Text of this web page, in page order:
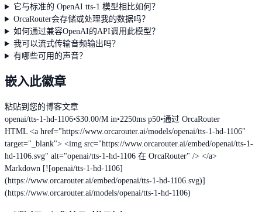
它与标准的 OpenAI tts-1 模型相比如何？
OrcaRouter会存储或处理我的数据吗？
如何通过兼容OpenAI的API调用此模型？
我可以流式传输音频输出吗？
有哪些可用的声音？
嵌入此徽章
粘贴到您的博客文章
openai/tts-1-hd-1106•$30.00/M in•2250ms p50•通过 OrcaRouter
HTML <a href="https://www.orcarouter.ai/models/openai/tts-1-hd-1106"
target="_blank"> <img src="https://www.orcarouter.ai/embed/openai/tts-1-
hd-1106.svg" alt="openai/tts-1-hd-1106 在 OrcaRouter" /> </a>
Markdown [![openai/tts-1-hd-1106]
(https://www.orcarouter.ai/embed/openai/tts-1-hd-1106.svg)]
(https://www.orcarouter.ai/models/openai/tts-1-hd-1106)